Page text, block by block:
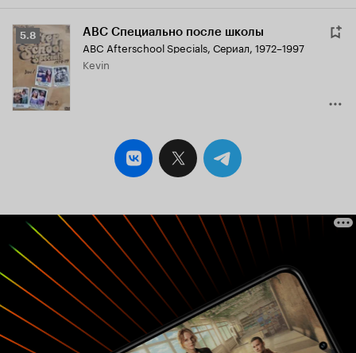
Рейтинг
Кинопоиска
5.8
5.8 ABC Специально после школы
ABC Afterschool Specials, Сериал, 1972–1997
Kevin